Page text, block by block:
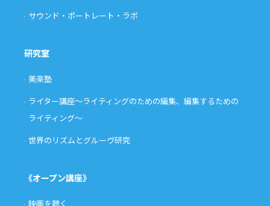
サウンド・ポートレート・ラボ
研究室
美楽塾
ライター講座〜ライティングのための編集、編集するための
ライティング〜
世界のリズムとグルーヴ研究
《オープン講座》
映画を聴く